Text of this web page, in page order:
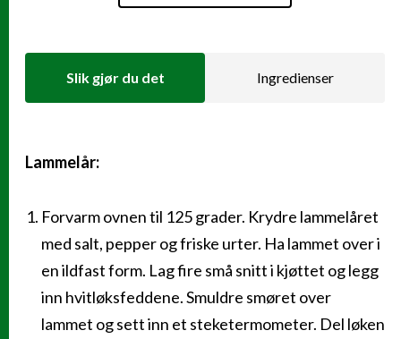
Slik gjør du det Ingredienser
Slik gjør du det
Lammelår:
Forvarm ovnen til 125 grader. Krydre lammelåret
med salt, pepper og friske urter. Ha lammet over i
en ildfast form. Lag fire små snitt i kjøttet og legg
inn hvitløksfeddene. Smuldre smøret over
lammet og sett inn et steketermometer. Del løken